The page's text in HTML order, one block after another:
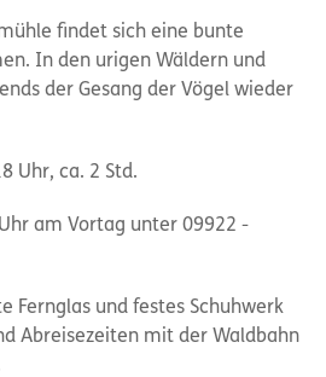
findet sich eine bunte
In den urigen Wäldern und
der Gesang der Vögel wieder
Uhr, ca. 2 Std.
am Vortag unter 09922 -
Fernglas und festes Schuhwerk
Abreisezeiten mit der Waldbahn